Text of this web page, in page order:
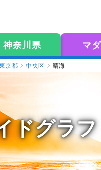
神奈川県 マ
京都 中央区 晴海
ドグラ